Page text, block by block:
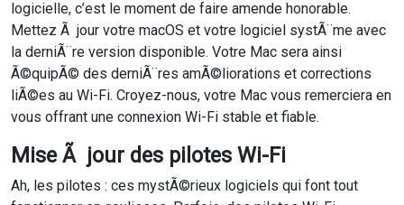
logicielle, c’est le moment de faire amende honorable.
Mettez Ã jour votre macOS et votre logiciel systÃ¨me avec
la derniÃ¨re version disponible. Votre Mac sera ainsi
Ã©quipÃ© des derniÃ¨res amÃ©liorations et corrections
liÃ©es au Wi-Fi. Croyez-nous, votre Mac vous remerciera en
vous offrant une connexion Wi-Fi stable et fiable.
Mise Ã jour des pilotes Wi-Fi
Ah, les pilotes : ces mystÃ©rieux logiciels qui font tout